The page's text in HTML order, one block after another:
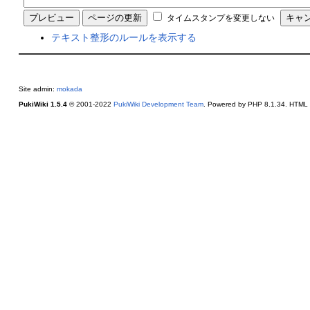
タイムスタンプを変更しない
テキスト整形のルールを表示する
Site admin: mokada
PukiWiki 1.5.4© 2001-2022 PukiWiki Development Team. Powered by PHP 8.1.34. HTML